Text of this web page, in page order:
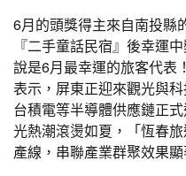
6月的頭獎得主來自南投縣
『二手童話民宿』後幸運
說是6月最幸運的旅客代表
表示，屏東正迎來觀光與
台積電等半導體供應鏈正
光熱潮滾燙如夏，「恆春
產線，串聯產業群聚效果顯